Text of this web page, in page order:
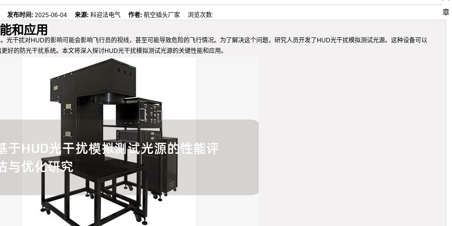
发布时间: 2025-06-04来源: 科迎法电气作者: 航空插头厂家 浏览次数:
和应用
干扰对HUD的影响可能会影响飞行员的视线，甚至可能导致危险的飞行情况。为了解决这个问题，研究人员开发了HUD光干扰模拟测试光源。这种设备可以
的防光干扰系统。本文将深入探讨HUD光干扰模拟测试光源的关键性能和应用。
章